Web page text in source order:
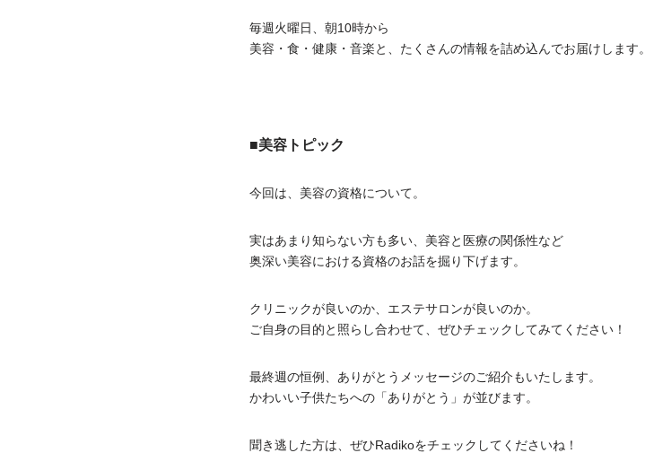
毎週火曜日、朝10時から
美容・食・健康・音楽と、たくさんの情報を詰め込んでお届けします。
■美容トピック
今回は、美容の資格について。
実はあまり知らない方も多い、美容と医療の関係性など
奥深い美容における資格のお話を掘り下げます。
クリニックが良いのか、エステサロンが良いのか。
ご自身の目的と照らし合わせて、ぜひチェックしてみてください！
最終週の恒例、ありがとうメッセージのご紹介もいたします。
かわいい子供たちへの「ありがとう」が並びます。
聞き逃した方は、ぜひRadikoをチェックしてくださいね！